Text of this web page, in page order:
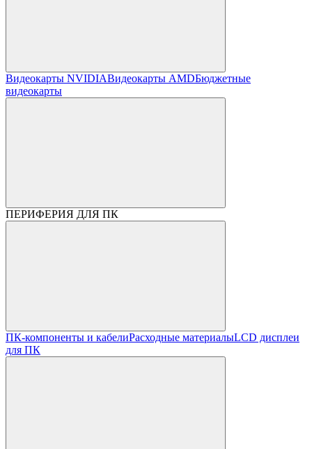
Видеокарты NVIDIAВидеокарты AMDБюджетные
видеокарты
ПЕРИФЕРИЯ ДЛЯ ПК
ПК-компоненты и кабелиРасходные материалыLCD дисплеи
для ПК